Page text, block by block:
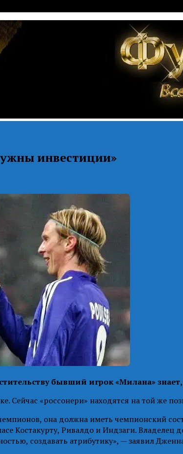
инвестиции»
бывший игрок «Милана»
Сейчас «россонери» находятся на той же
она должна иметь чемпионский
Костакурту, Ривалдо и Индзаги.
создавать атрибутику», — заявил